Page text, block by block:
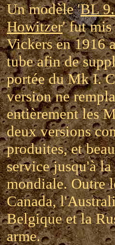
Un modèle 'BL
Howitzer' fut mis
Vickers en 1916
tube afin de
portée du Mk I.
version ne
entièrement les
deux versions
produites, et
service jusqu'à la
mondiale. Outre
Canada,
Belgique et la
arme.